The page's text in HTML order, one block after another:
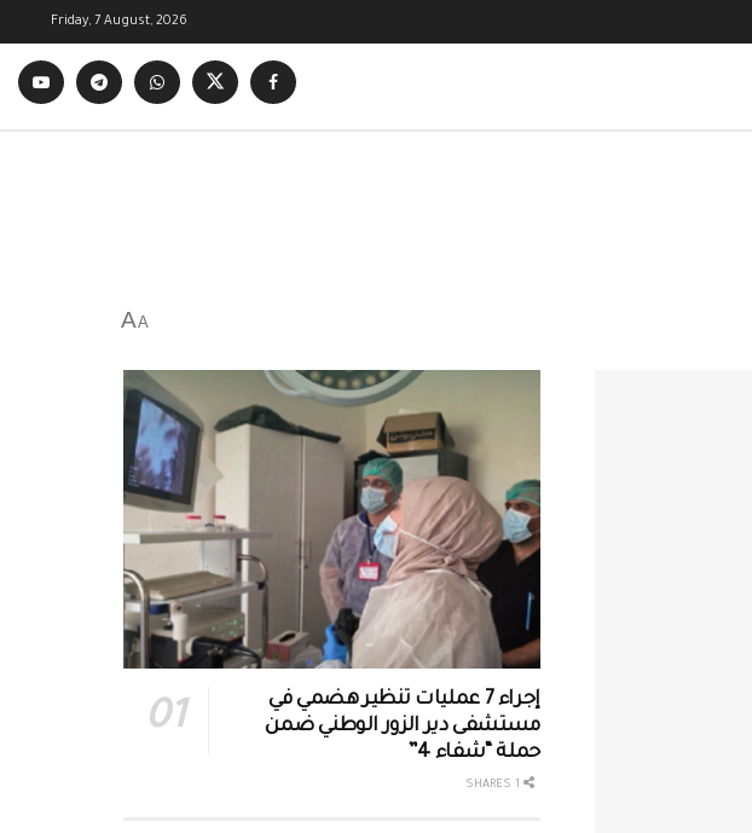
Friday, 7 August, 2026
A
A
إجراء 7 عمليات تنظير هضمي في
مستشفى دير الزور الوطني ضمن
حملة “شفاء 4”